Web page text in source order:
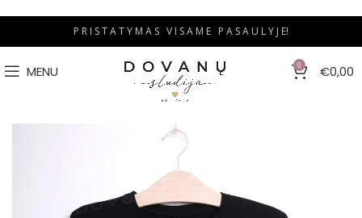
P R I S T A T Y M A S V I S A M E P A S A U L Y J E!
MENU 0 €0,00